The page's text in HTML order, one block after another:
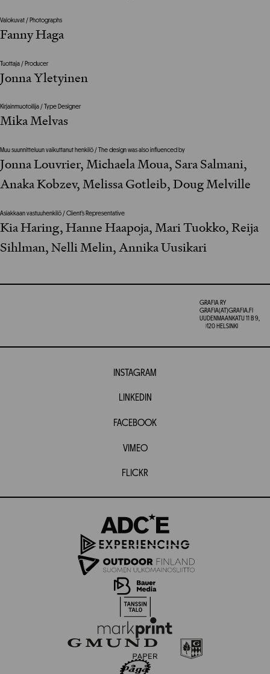
Valokuvat / Photographs
Fanny Haga
Tuottaja / Producer
Jonna Yletyinen
Kirjainmuotoilija / Type Designer
Mika Melvas
Muu suunnitteluun vaikuttanut henkilö / The design was also influenced by
Jonna Louvrier, Michaela Moua, Sara Salmani,
Anaka Kobzev, Melissa Gotleib, Doug Melville
Asiakkaan vastuuhenkilö / Client’s Representative
Kia Haring, Hanne Haapoja, Mari Tuokko, Reija
Sihlman, Nelli Melin, Annika Uusikari
GRAFIA RY
GRAFIA(AT)GRAFIA.FI
UUDENMAANKATU 11 B 9,
00120 HELSINKI
INSTAGRAM
LINKEDIN
FACEBOOK
VIMEO
FLICKR